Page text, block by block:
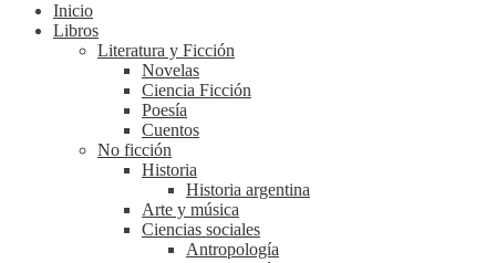
Inicio
Libros
Literatura y Ficción
Novelas
Ciencia Ficción
Poesía
Cuentos
No ficción
Historia
Historia argentina
Arte y música
Ciencias sociales
Antropología